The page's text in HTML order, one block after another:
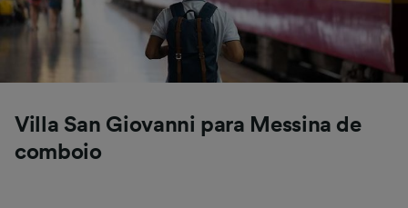
Villa San Giovanni para Messina de
comboio
medição de publicidade e conteúdo, pesquisa
de público e desenvolvimento de serviços..
Lista de parceiros (fornecedores)